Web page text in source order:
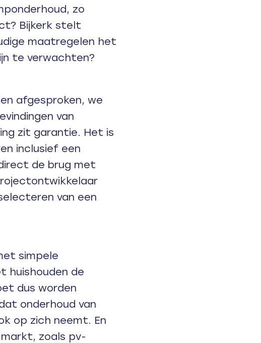
zo
Bijkerk stelt
maatregelen het
te verwachten?
afgesproken, we
van
zit garantie. Het is
inclusief een
de brug met
van een
simpele
huishouden de
dus worden
onderhoud van
op zich neemt. En
zoals pv-